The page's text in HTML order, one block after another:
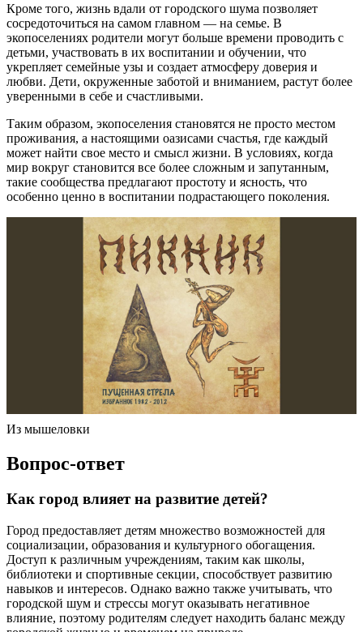
Кроме того, жизнь вдали от городского шума позволяет
сосредоточиться на самом главном — на семье. В
экопоселениях родители могут больше времени проводить с
детьми, участвовать в их воспитании и обучении, что
укрепляет семейные узы и создает атмосферу доверия и
любви. Дети, окруженные заботой и вниманием, растут более
уверенными в себе и счастливыми.
Таким образом, экопоселения становятся не просто местом
проживания, а настоящими оазисами счастья, где каждый
может найти свое место и смысл жизни. В условиях, когда
мир вокруг становится все более сложным и запутанным,
такие сообщества предлагают простоту и ясность, что
особенно ценно в воспитании подрастающего поколения.
Из мышеловки
Вопрос-ответ
Как город влияет на развитие детей?
Город предоставляет детям множество возможностей для
социализации, образования и культурного обогащения.
Доступ к различным учреждениям, таким как школы,
библиотеки и спортивные секции, способствует развитию
навыков и интересов. Однако важно также учитывать, что
городской шум и стрессы могут оказывать негативное
влияние, поэтому родителям следует находить баланс между